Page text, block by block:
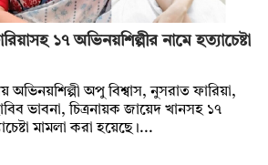
১৭ অভিনয়শিল্পীর নামে হত্যাচেষ্টা
অভিনয়শিল্পী অপু বিশ্বাস, নুসরাত ফারিয়া,
ভাবনা, চিত্রনায়ক জায়েদ খানসহ ১৭
মামলা করা হয়েছে।...